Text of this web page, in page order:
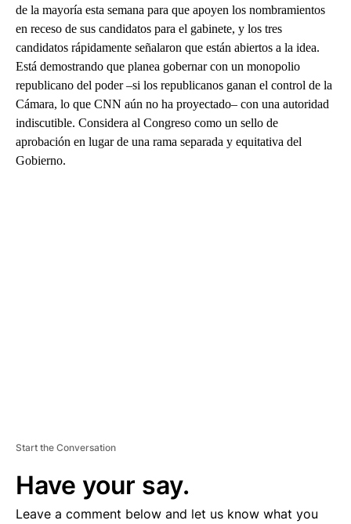
de la mayoría esta semana para que apoyen los nombramientos
en receso de sus candidatos para el gabinete, y los tres
candidatos rápidamente señalaron que están abiertos a la idea.
Está demostrando que planea gobernar con un monopolio
republicano del poder –si los republicanos ganan el control de la
Cámara, lo que CNN aún no ha proyectado– con una autoridad
indiscutible. Considera al Congreso como un sello de
aprobación en lugar de una rama separada y equitativa del
Gobierno.
Start the Conversation
Have your say.
Leave a comment below and let us know what you